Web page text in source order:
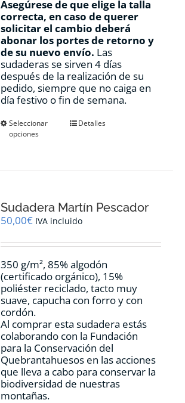
Asegúrese de que elige la talla
correcta, en caso de querer
solicitar el cambio deberá
abonar los portes de retorno y
de su nuevo envío. Las
sudaderas se sirven 4 días
después de la realización de su
pedido, siempre que no caiga en
día festivo o fin de semana.
Seleccionar
opciones
Este
se
pueden
en
página
de
producto
Detalles
Sudadera Martín Pescador
50,00€ IVA incluido
350 g/m², 85% algodón
(certificado orgánico), 15%
poliéster reciclado, tacto muy
suave, capucha con forro y con
cordón.
Al comprar esta sudadera estás
colaborando con la Fundación
para la Conservación del
Quebrantahuesos en las acciones
que lleva a cabo para conservar la
biodiversidad de nuestras
montañas.